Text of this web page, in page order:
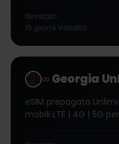
Illimitato
15 giorni Validità
∞Georgia
eSIM prepagata
mobili LTE | 4G | 5G